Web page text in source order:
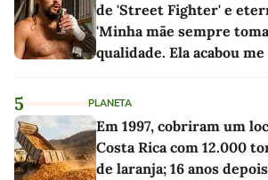
de 'Street Fighter' e
'Minha mãe sempre
qualidade. Ela acabou
5 PLANETA
Em 1997, cobriram um
Costa Rica com 12.000
de laranja; 16 anos